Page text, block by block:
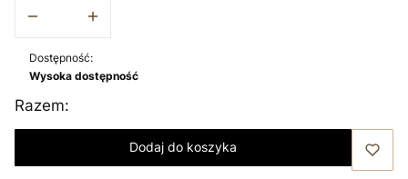
Dostępność:
Wysoka dostępność
Razem:
Dodaj do koszyka